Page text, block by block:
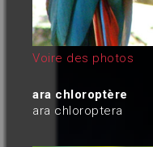
Voire des photos
ara chloroptère
ara chloroptera